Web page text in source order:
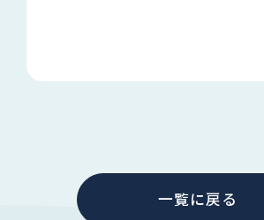
一覧に戻る